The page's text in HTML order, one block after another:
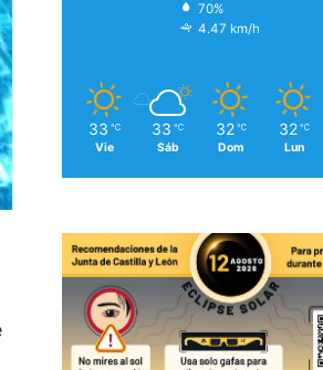
70%
4.47 km/h
33 ℃
Vie
33 ℃
Sáb
32 ℃
Dom
32 ℃
Lun